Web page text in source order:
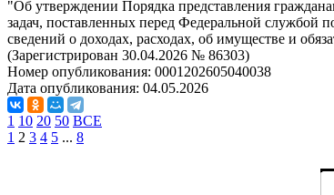
"Об утверждении Порядка представления
задач, поставленных перед Федеральной службой
сведений о доходах, расходах, об имуществе и
(Зарегистрирован 30.04.2026 № 86303)
Номер опубликования: 0001202605040038
Дата опубликования: 04.05.2026
1 10 20 50 ВСЕ
1 2 3 4 5 ... 8